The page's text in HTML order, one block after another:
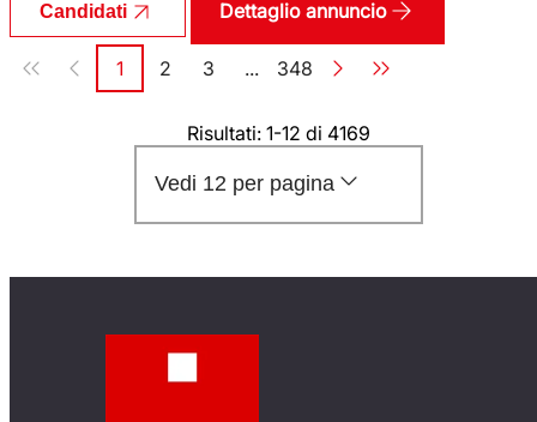
Candidati Dettaglio annuncio
Paginazione
Pagina
1 Pagina
2 Pagina
3 ... Pagina
348
Risultati: 1-12 di 4169
Vedi 12 per pagina